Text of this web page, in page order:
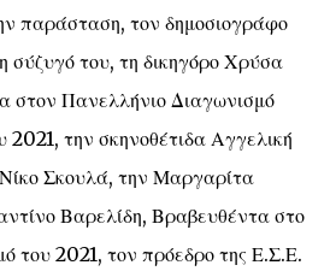
παράσταση, τον δημοσιογράφο
του, τη δικηγόρο Χρύσα
στον Πανελλήνιο Διαγωνισμό
2021, την σκηνοθέτιδα Αγγελική
Σκουλά, την Μαργαρίτα
Βαρελίδη, Βραβευθέντα στο
του 2021, τον πρόεδρο της Ε.Σ.Ε.